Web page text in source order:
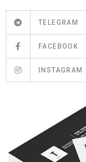
TELEGRAM
FACEBOOK
INSTAGRAM